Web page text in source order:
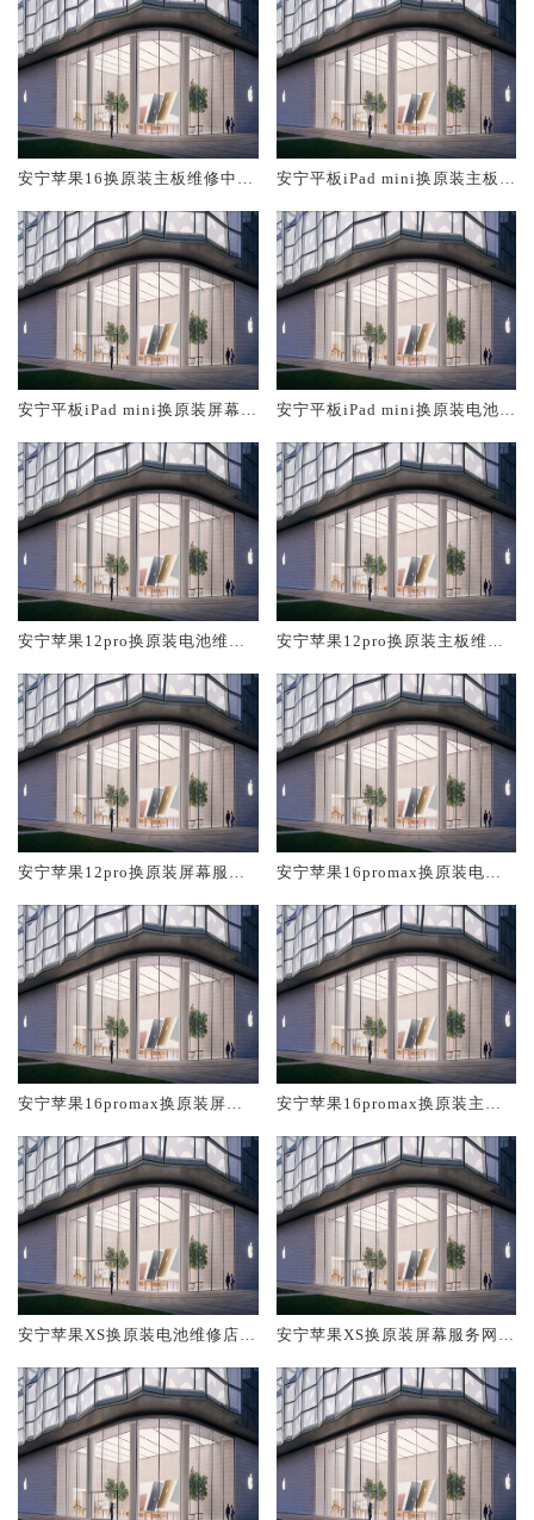
安宁苹果16换原装主板维修中心
安宁平板iPad mini换原装主板维
安宁平板iPad mini换原装屏幕服
安宁平板iPad mini换原装电池维
安宁苹果12pro换原装电池维修
安宁苹果12pro换原装主板维修
安宁苹果12pro换原装屏幕服务
安宁苹果16promax换原装电池
安宁苹果16promax换原装屏幕
安宁苹果16promax换原装主板
安宁苹果XS换原装电池维修店大
安宁苹果XS换原装屏幕服务网点